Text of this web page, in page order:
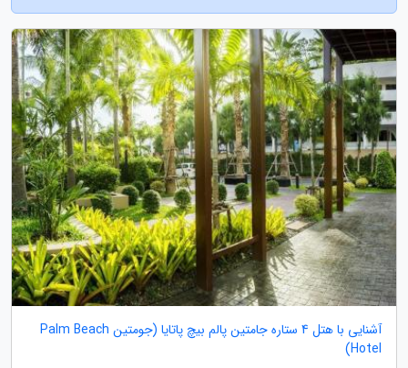
آشنایی با هتل 4 ستاره جامتین پالم بیچ پاتایا (جومتین Palm Beach
Hotel)